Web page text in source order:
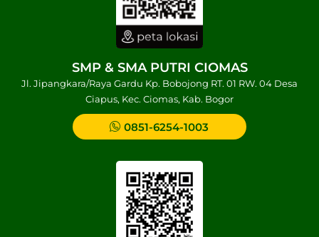
SMP & SMA PUTRI CIOMAS
Jl. Jipangkara/Raya Gardu Kp. Bobojong RT. 01 RW. 04 Desa
Ciapus, Kec. Ciomas, Kab. Bogor
0851-6254-1003